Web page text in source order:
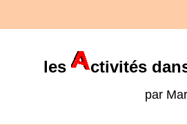
les ctivités
par